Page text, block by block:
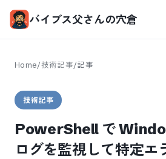
バイブス父さんの穴倉
Home/技術記事/記事
技術記事
PowerShell で
ログを監視して特定エ